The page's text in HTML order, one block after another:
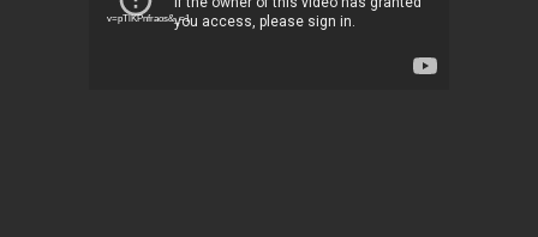
v=pTlKPnfraos&_=1